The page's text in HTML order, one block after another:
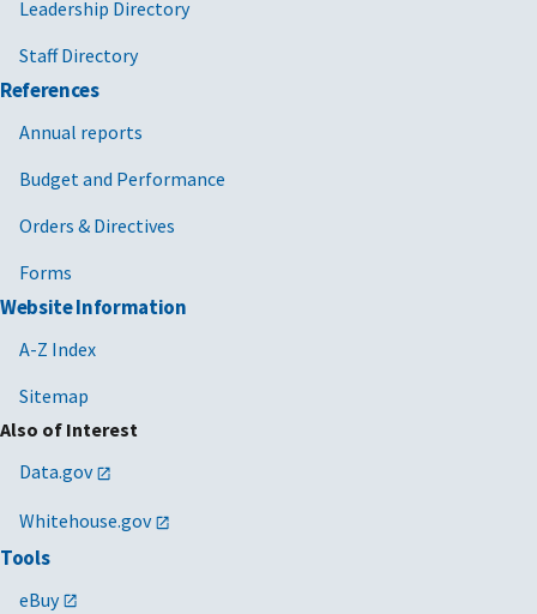
Leadership Directory
Staff Directory
References
Annual reports
Budget and Performance
Orders & Directives
Forms
Website Information
A-Z Index
Sitemap
Also of Interest
Data.gov
Whitehouse.gov
Tools
eBuy